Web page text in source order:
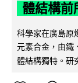
體結構前
科學家在廣島原
元素合金，由鐵
體結構獨特。研